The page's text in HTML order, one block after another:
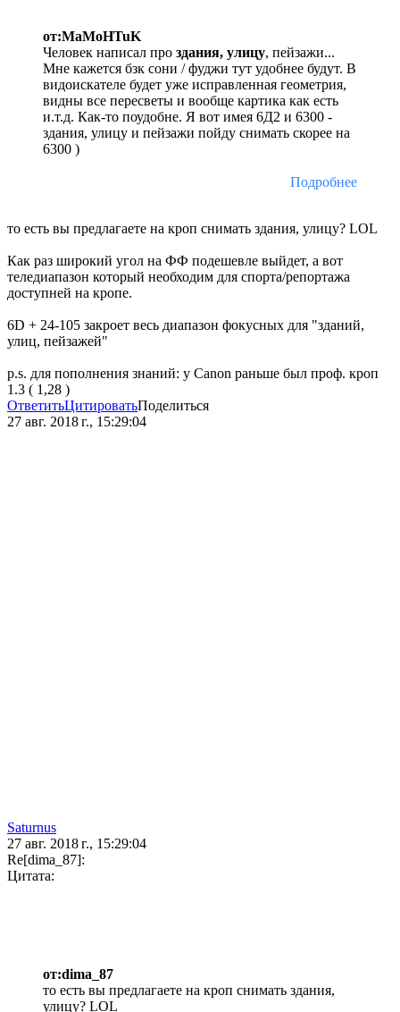
от:MaMoHTuK
Человек написал про здания, улицу, пейзажи...
Мне кажется бзк сони / фуджи тут удобнее будут. В
видоискателе будет уже исправленная геометрия,
видны все пересветы и вообще картика как есть
и.т.д. Как-то поудобне. Я вот имея 6Д2 и 6300 -
здания, улицу и пейзажи пойду снимать скорее на
6300 )
Подробнее
то есть вы предлагаете на кроп снимать здания, улицу? LOL
Как раз широкий угол на ФФ подешевле выйдет, а вот
теледиапазон который необходим для спорта/репортажа
доступней на кропе.
6D + 24-105 закроет весь диапазон фокусных для "зданий,
улиц, пейзажей"
p.s. для пополнения знаний: у Canon раньше был проф. кроп
1.3 ( 1,28 )
ОтветитьЦитироватьПоделиться
27 авг. 2018 г., 15:29:04
Saturnus
27 авг. 2018 г., 15:29:04
Re[dima_87]:
Цитата:
от:dima_87
то есть вы предлагаете на кроп снимать здания,
улицу? LOL